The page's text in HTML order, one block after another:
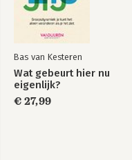
5.4 Spanningsveld 4:
versus vastgeroeste
Over de auteurs 157
Bas van Kesteren
Wat gebeurt hier nu
eigenlijk?
€ 27,99